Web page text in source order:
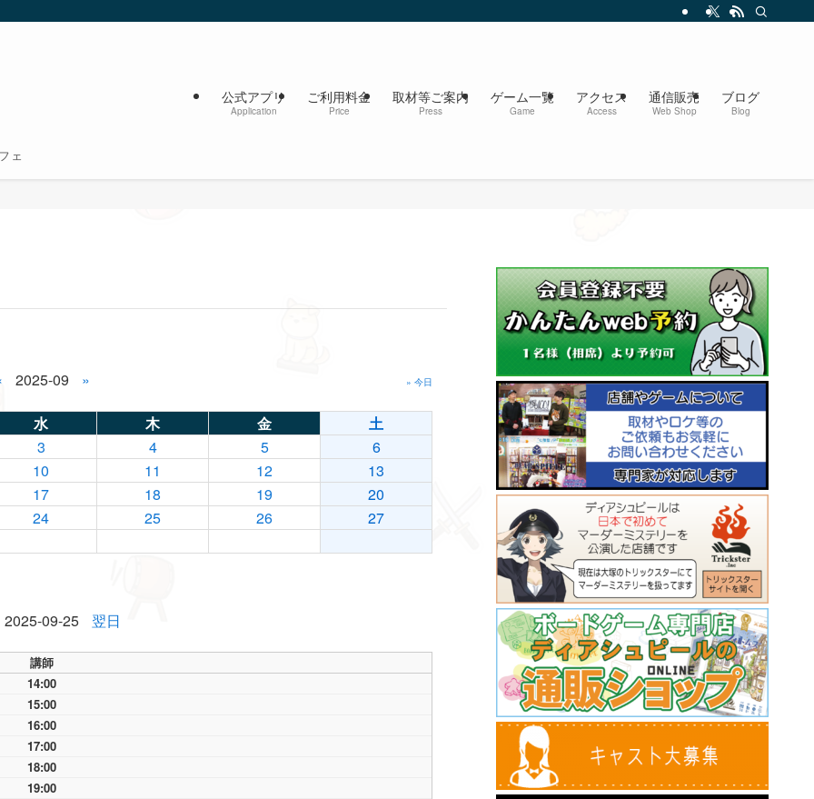
ェ
公式アプリ
Application
ご利用料金
Price
取材等ご案内
Press
ゲーム一覧
Game
アクセス
Access
通信販売
Web Shop
ブログ
Blog
2025-09 » » 今日
水 木 金
土
3
4 5
6
10
11 12
13
17
18 19
20
24
25 26 27
2025-09-25 翌日
講師
14:00
15:00
16:00
17:00
18:00
19:00